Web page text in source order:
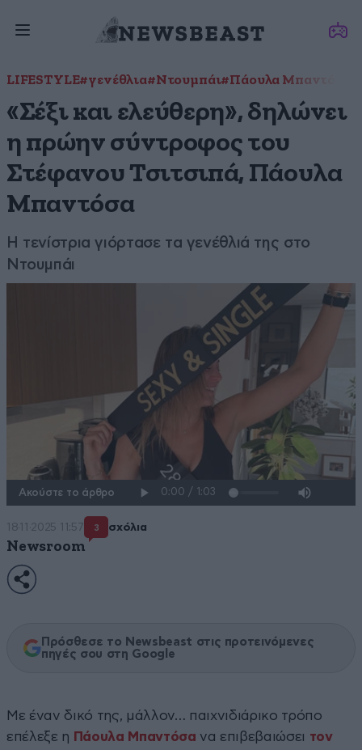
LIFESTYLE#γενέθλια#Ντουμπάι#Πάουλα Μπαντόσα
«Σέξι και ελεύθερη», δηλώνει
η πρώην σύντροφος του
Στέφανου Τσιτσιπά, Πάουλα
Μπαντόσα
Η τενίστρια γιόρτασε τα γενέθλιά της στο
Ντουμπάι
Ακούστε το άρθρο
18·11·2025 11:57 3 σχόλια
Newsroom
Πρόσθεσε το Newsbeast στις προτεινόμενες
πηγές σου στη Google
Με έναν δικό της, μάλλον… παιχνιδιάρικο τρόπο
επέλεξε η Πάουλα Μπαντόσα να επιβεβαιώσει τον